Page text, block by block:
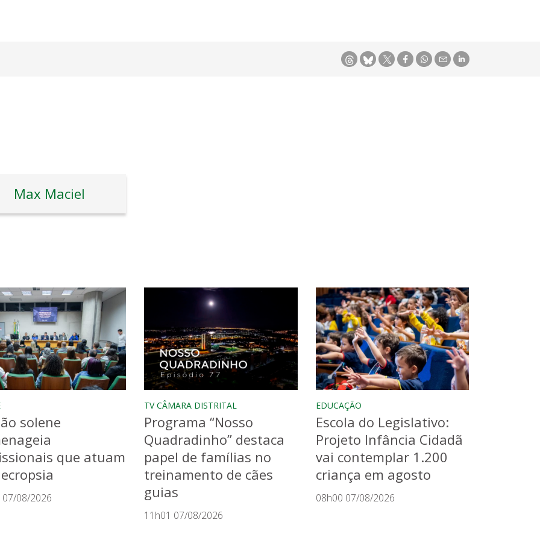
Max Maciel
solene
que atuam
08/2026
TV CÂMARA DISTRITAL
Programa “Nosso
Quadradinho” destaca
papel de famílias no
treinamento de cães
guias
11h01 07/08/2026
EDUCAÇÃO
Escola do Legislativo:
Projeto Infância Cidadã
vai contemplar 1.200
criança em agosto
08h00 07/08/2026